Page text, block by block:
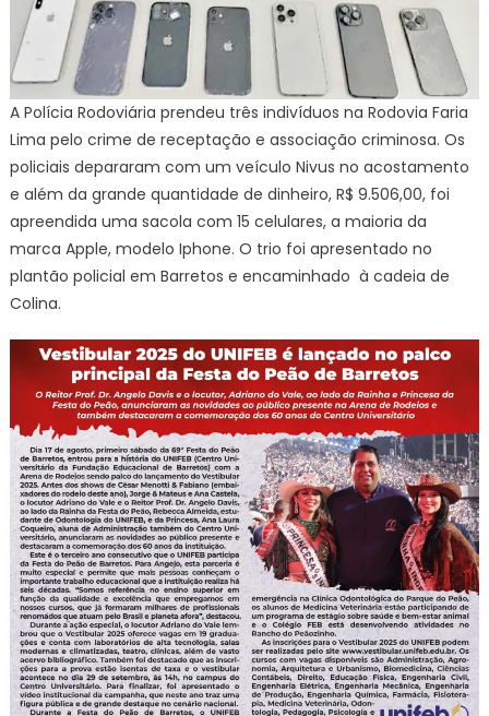
A Polícia Rodoviária prendeu três indivíduos na Rodovia Faria
Lima pelo crime de receptação e associação criminosa. Os
policiais depararam com um veículo Nivus no acostamento
e além da grande quantidade de dinheiro, R$ 9.506,00, foi
apreendida uma sacola com 15 celulares, a maioria da
marca Apple, modelo Iphone. O trio foi apresentado no
plantão policial em Barretos e encaminhado à cadeia de
Colina.